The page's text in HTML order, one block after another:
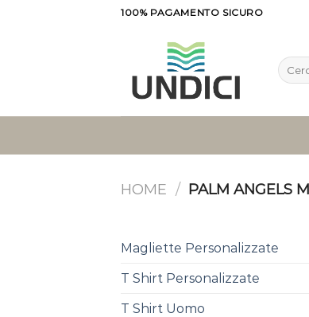
100% PAGAMENTO SICURO
Cerca:
HOME / PALM ANGELS
Magliette Personalizzate
T Shirt Personalizzate
T Shirt Uomo